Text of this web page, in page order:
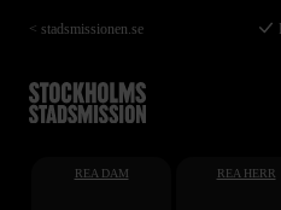
Hoppa
till
huvudinnehåll
< stadsmissionen.se
REA DAM REA HERR